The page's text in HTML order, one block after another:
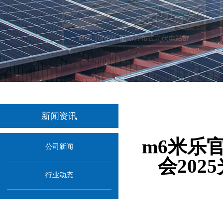
新闻资讯
公司新闻
行业动态
m6米乐
会